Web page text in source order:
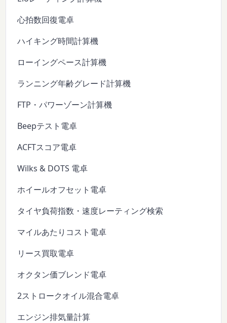
心拍数回復電卓
ハイキング時間計算機
ローイングペース計算機
ランニング年齢グレード計算機
FTP・パワーゾーン計算機
Beepテスト電卓
ACFTスコア電卓
Wilks & DOTS 電卓
ホイールオフセット電卓
タイヤ負荷指数・速度レーティング検索
マイルあたりコスト電卓
リース買取電卓
オクタン価ブレンド電卓
2ストロークオイル混合電卓
エンジン排気量計算